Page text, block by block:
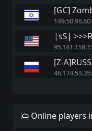
|sS|
[Z-
Online players